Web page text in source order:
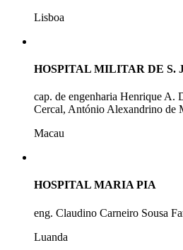
Lisboa
HOSPITAL MILITAR DE S.
cap. de engenharia Henrique A.
Cercal, António Alexandrino de
Macau
HOSPITAL MARIA PIA
eng. Claudino Carneiro Sousa
Luanda